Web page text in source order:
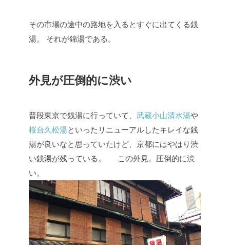
その市場の途中の路地を入るとすぐに出てくる銭
湯。
それが錦湯である。
外見が圧倒的に渋い
普段東京で銭湯に行っていて、 武蔵小山清水湯や
桜台久松湯といったリニューアルしたキレイな銭
湯が良いなと思っていたけど、京都にはやはり渋
い銭湯が残っている。
この外見。圧倒的に渋
い。